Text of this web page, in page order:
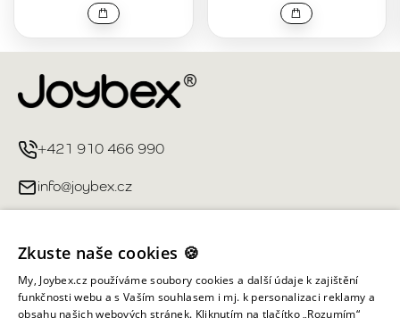
+421 910 466 990
info@joybex.cz
Můj účet
Zkuste naše cookies 🍪
My, Joybex.cz používáme soubory cookies a další údaje k zajištění
funkčnosti webu a s Vaším souhlasem i mj. k personalizaci reklamy a
obsahu našich webových stránek. Kliknutím na tlačítko „Rozumím“